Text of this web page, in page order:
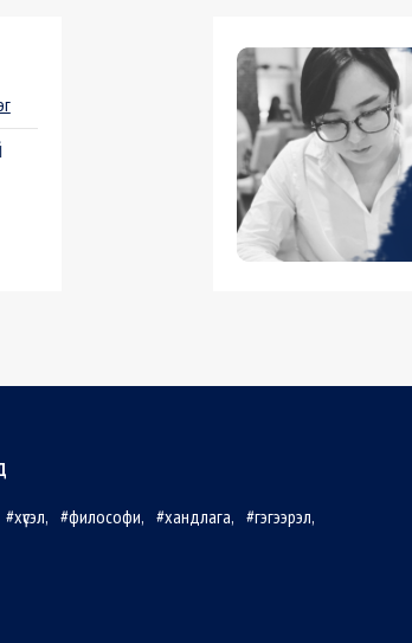
хүсэл философи хандлага гэгээрэл